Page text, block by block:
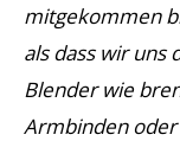
mitgekommen
als dass wir
Blender wie
Armbinden oder